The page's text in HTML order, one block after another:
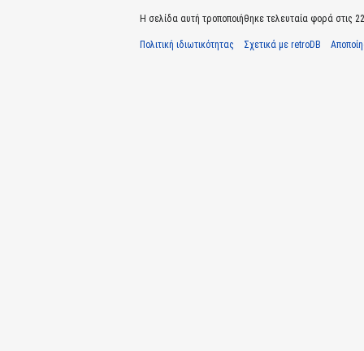
Η σελίδα αυτή τροποποιήθηκε τελευταία φορά στις 22
Πολιτική ιδιωτικότητας Σχετικά με retroDB